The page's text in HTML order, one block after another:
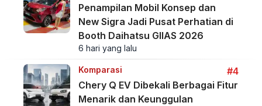
Penampilan Mobil Konsep dan
New Sigra Jadi Pusat Perhatian di
Booth Daihatsu GIIAS 2026
6 hari yang lalu
Komparasi
#4
Chery Q EV Dibekali Berbagai Fitur
Menarik dan Keunggulan